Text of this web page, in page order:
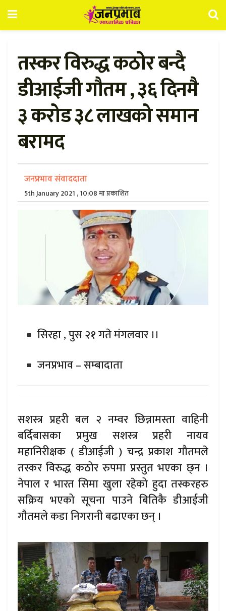
तस्कर विरुद्ध कठोर बन्दै
डीआईजी गौतम , ३६ दिनमै
३ करोड ३८ लाखको समान
बरामद
जनप्रभाव संवाददाता
5th January 2021 , 10:08 मा प्रकाशित
सिरहा , पुस २१ गते मंगलवार ।।
जनप्रभाव – सम्बादाता
सशस्त्र प्रहरी बल २ नम्वर छिन्नामस्ता वाहिनी
बर्दिबासका प्रमुख सशस्त्र प्रहरी नायव
महानिरीक्षक ( डीआईजी ) चन्द्र प्रकाश गौतमले
तस्कर विरुद्ध कठोर रुपमा प्रस्तुत भएका छ्न ।
नेपाल र भारत सिमा खुला रहेको हुदा तस्करहरु
सक्रिय भएको सूचना पाउने बितिकै डीआईजी
गौतमले कडा निगरानी बढाएका छन् ।